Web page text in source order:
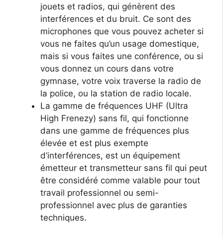
jouets et radios, qui génèrent des
interférences et du bruit. Ce sont des
microphones que vous pouvez acheter si
vous ne faites qu’un usage domestique,
mais si vous faites une conférence, ou si
vous donnez un cours dans votre
gymnase, votre voix traverse la radio de
la police, ou la station de radio locale.
La gamme de fréquences UHF (Ultra
High Frenezy) sans fil, qui fonctionne
dans une gamme de fréquences plus
élevée et est plus exempte
d’interférences, est un équipement
émetteur et transmetteur sans fil qui peut
être considéré comme valable pour tout
travail professionnel ou semi-
professionnel avec plus de garanties
techniques.